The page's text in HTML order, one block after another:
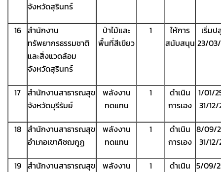
จังหวัดสุรินทร์
16 สำนักงาน
ทรัพยากรธรรมชาติ
และสิ่งแวดล้อม
จังหวัดสุรินทร์
ป่าไม้และ
พื้นที่สีเขียว
1
ให้การ
สนับสนุน
เริ่ม
23/
17 สำนักงานสาธารณสุข
จังหวัดบุรีรัมย์
พลังงาน
ทดแทน
1
ดำเนิน
การเอง
1/01/
31/
18 สำนักงานสาธารณสุข
อำเภอเขาคิชฌกูฏ
พลังงาน
ทดแทน
1
ดำเนิน
การเอง
8/09/
31/
19 สำนักงานสาธารณสุข
พลังงาน
1
ดำเนิน 5/09/